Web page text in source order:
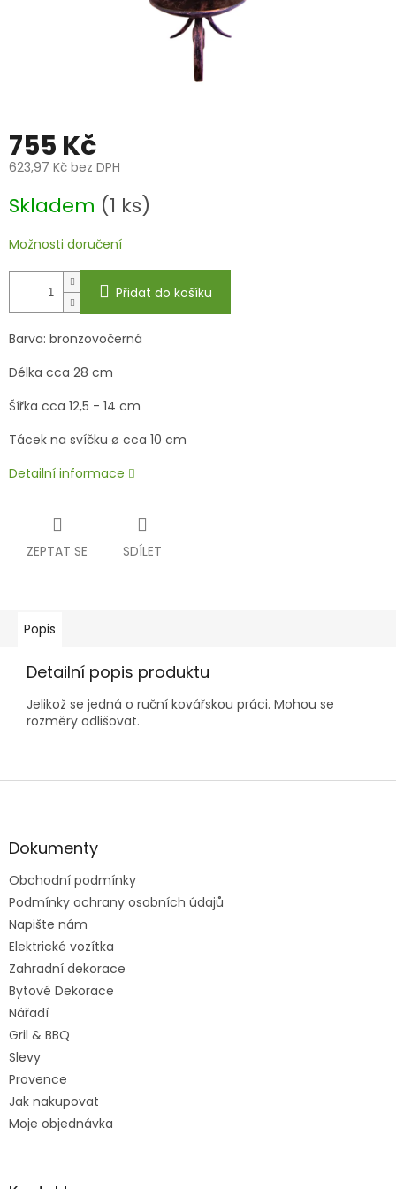
755 Kč
623,97 Kč bez DPH
cena:
Skladem (1 ks)
Možnosti doručení
Přidat do košíku
Barva: bronzovočerná
Délka cca 28 cm
Šířka cca 12,5 - 14 cm
Tácek na svíčku ø cca 10 cm
Detailní informace
ZEPTAT SE SDÍLET
Popis
Detailní popis produktu
Jelikož se jedná o ruční kovářskou práci. Mohou se
rozměry odlišovat.
Z
aDokumenty
Obchodní podmínky
Podmínky ochrany osobních údajů
Napište nám
Elektrické vozítka
Zahradní dekorace
Bytové Dekorace
Nářadí
Gril & BBQ
Slevy
Provence
Jak nakupovat
Moje objednávka